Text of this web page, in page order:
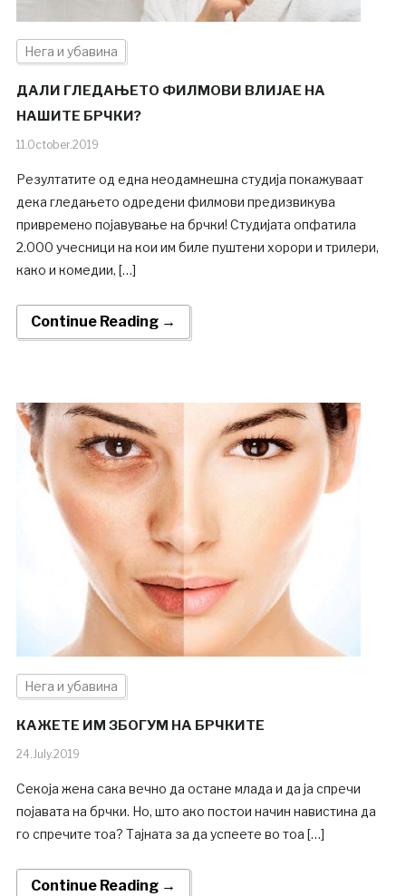
Нега и убавина
ДАЛИ ГЛЕДАЊЕТО ФИЛМОВИ ВЛИЈАЕ НА
НАШИТЕ БРЧКИ?
11.October.2019
Резултатите од една неодамнешна студија покажуваат
дека гледањето одредени филмови предизвикува
привремено појавување на брчки! Студијата опфатила
2.000 учесници на кои им биле пуштени хорори и трилери,
како и комедии, […]
Continue Reading →
Нега и убавина
КАЖЕТЕ ИМ ЗБОГУМ НА БРЧКИТЕ
24.July.2019
Секоја жена сака вечно да остане млада и да ја спречи
појавата на брчки. Но, што ако постои начин навистина да
го спречите тоа? Тајната за да успеете во тоа […]
Continue Reading →